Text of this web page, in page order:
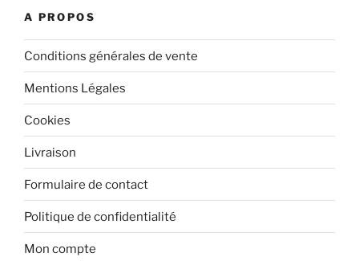
A PROPOS
Conditions générales de vente
Mentions Légales
Cookies
Livraison
Formulaire de contact
Politique de confidentialité
Mon compte